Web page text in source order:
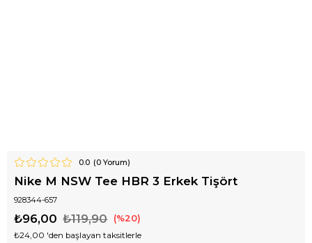
0.0 (0Yorum)
Nike M NSW Tee HBR 3 Erkek Tişört
928344-657
₺119,90
₺96,00 20
₺24,00 'den başlayan taksitlerle